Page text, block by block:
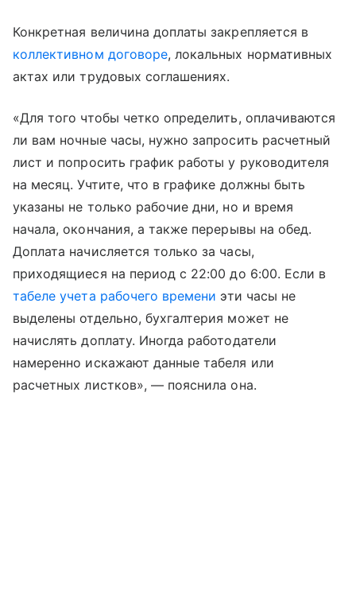
Конкретная величина доплаты закрепляется в
коллективном договоре, локальных нормативных
актах или трудовых соглашениях.
«Для того чтобы четко определить, оплачиваются
ли вам ночные часы, нужно запросить расчетный
лист и попросить график работы у руководителя
на месяц. Учтите, что в графике должны быть
указаны не только рабочие дни, но и время
начала, окончания, а также перерывы на обед.
Доплата начисляется только за часы,
приходящиеся на период с 22:00 до 6:00. Если в
табеле учета рабочего времени эти часы не
выделены отдельно, бухгалтерия может не
начислять доплату. Иногда работодатели
намеренно искажают данные табеля или
расчетных листков», — пояснила она.